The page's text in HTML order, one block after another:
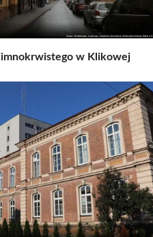
w Klikowej